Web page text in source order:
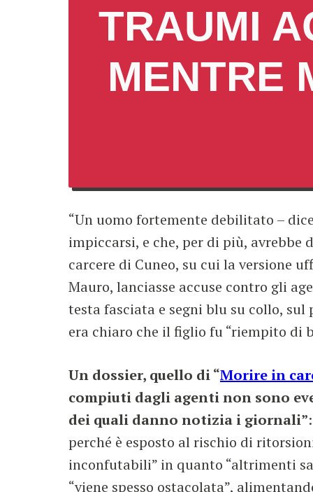
TRAUMI
MENTRE
“Un uomo fortemente debilitato –
impiccarsi, e che, per di più, avrebbe
carcere di Cuneo, su cui la versione
Mauro, lanciasse accuse contro gli
testa fasciata e segni blu su collo, sul
era chiaro che il figlio fu “riempito di
Un dossier, quello di “Morire in
compiuti dagli agenti non sono
dei quali danno notizia i giornali”
perché è esposto al rischio di
inconfutabili” in quanto “altrimenti
“viene spesso ostacolata”,